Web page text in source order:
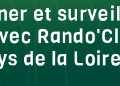
et
de la Loire